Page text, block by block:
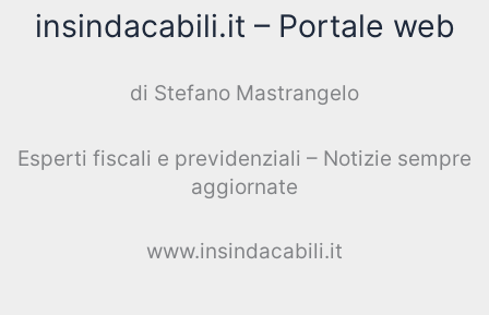
insindacabili.it – Portale web
di Stefano Mastrangelo
Esperti fiscali e previdenziali – Notizie sempre
aggiornate
www.insindacabili.it